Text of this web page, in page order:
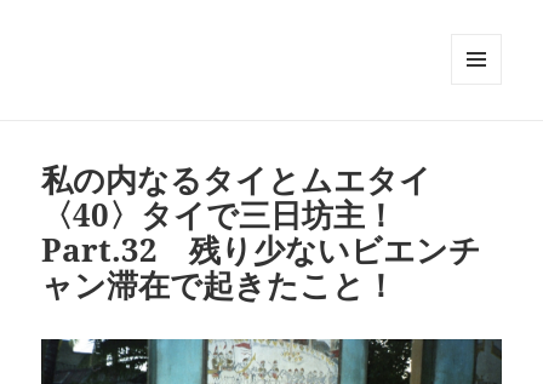
私の内なるタイとムエタイ
〈40〉タイで三日坊主！
Part.32 残り少ないビエンチ
ャン滞在で起きたこと！